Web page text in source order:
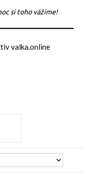
si toho vážíme!
valka.online